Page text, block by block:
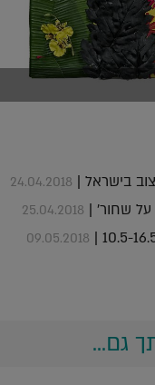
בישראל | 24.04.2018
על שחור' | 25.04.2018
09.05.2018
גם...